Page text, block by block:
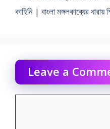
কাহিনি | বাংলা মঙ্গলকাব্যের
Leave a